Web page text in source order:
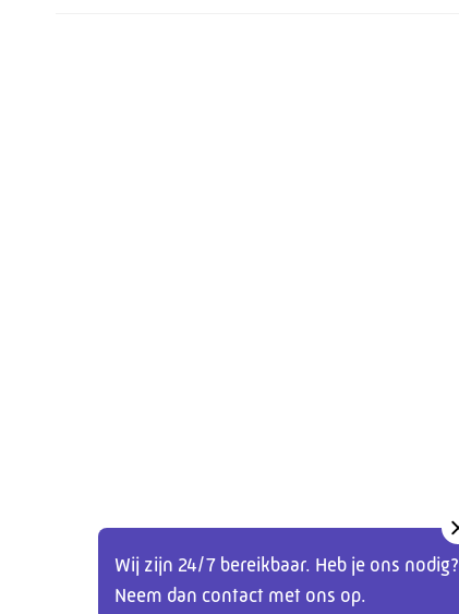
Wij zijn 24/7 bereikbaar. Heb je ons nodig?
Neem dan contact met ons op.